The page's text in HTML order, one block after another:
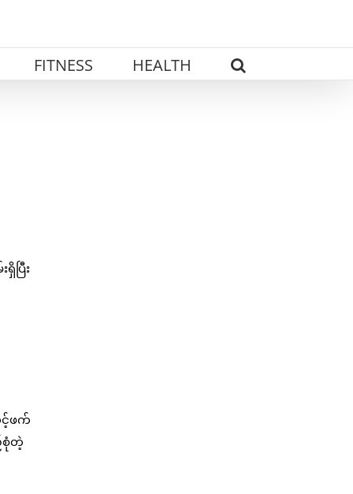
FITNESS HEALTH
ပြီး
ဖက်
စုံတဲ့